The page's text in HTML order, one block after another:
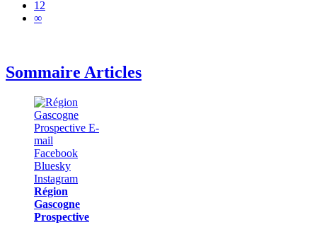
12
∞
Sommaire Articles
Région
Gascogne
Prospective